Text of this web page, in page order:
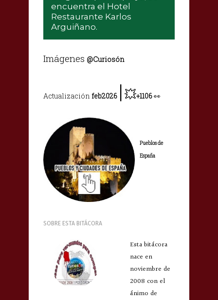
encuentra el Hotel
Restaurante Karlos
Arguiñano.
Imágenes @Curiosón
Actualización feb2026 |💥+1106👀
Pueblos de
España
SOBRE ESTA BITÁCORA
Esta bitácora
nace en
noviembre de
2008 con el
ánimo de